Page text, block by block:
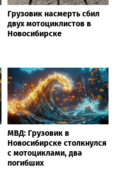
Грузовик насмерть сбил
двух мотоциклистов в
Новосибирске
МВД: Грузовик в
Новосибирске столкнулся
с мотоциклами, два
погибших